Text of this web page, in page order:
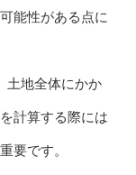
能性がある点に
土地全体にかか
計算する際には
要です。